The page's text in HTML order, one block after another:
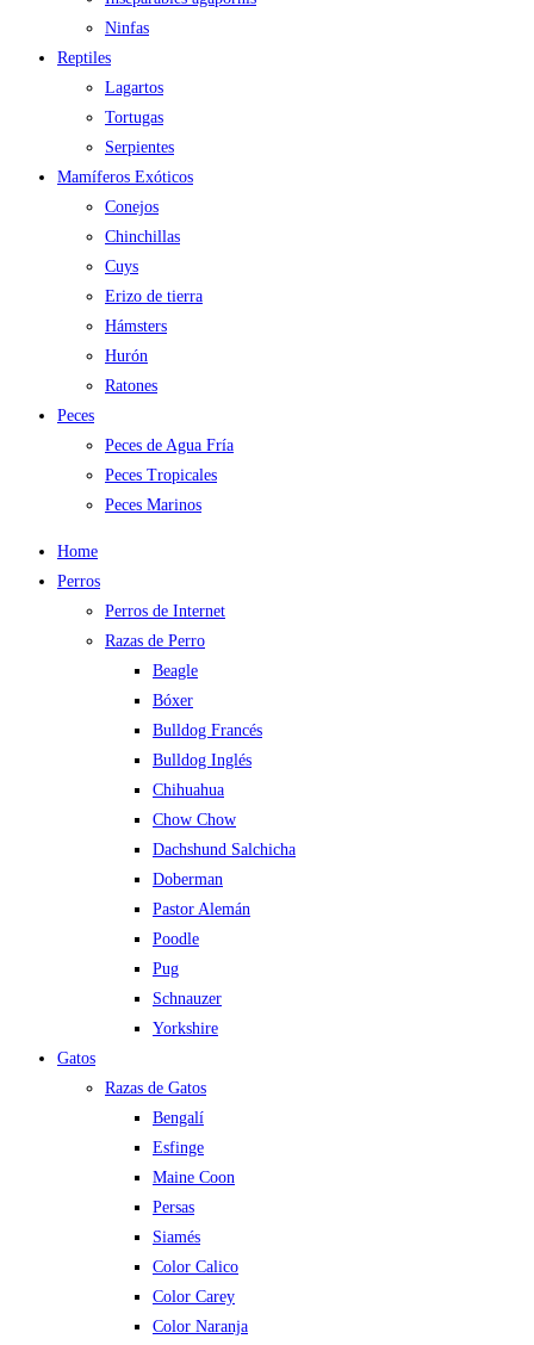
Ninfas
Reptiles
Lagartos
Tortugas
Serpientes
Mamíferos Exóticos
Conejos
Chinchillas
Cuys
Erizo de tierra
Hámsters
Hurón
Ratones
Peces
Peces de Agua Fría
Peces Tropicales
Peces Marinos
Home
Perros
Perros de Internet
Razas de Perro
Beagle
Bóxer
Bulldog Francés
Bulldog Inglés
Chihuahua
Chow Chow
Dachshund Salchicha
Doberman
Pastor Alemán
Poodle
Pug
Schnauzer
Yorkshire
Gatos
Razas de Gatos
Bengalí
Esfinge
Maine Coon
Persas
Siamés
Color Calico
Color Carey
Color Naranja